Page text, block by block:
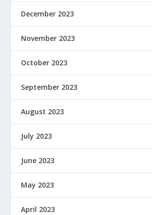
December 2023
November 2023
October 2023
September 2023
August 2023
July 2023
June 2023
May 2023
April 2023